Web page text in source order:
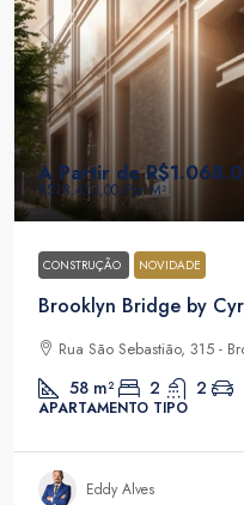
A Partir de
R$18.413,00/Por M²
CONSTRUÇÃO NOVIDADE
Brooklyn Bridge by
Rua São Sebastião, 315 -
58 m² 2 2
APARTAMENTO TIPO
Eddy Alves